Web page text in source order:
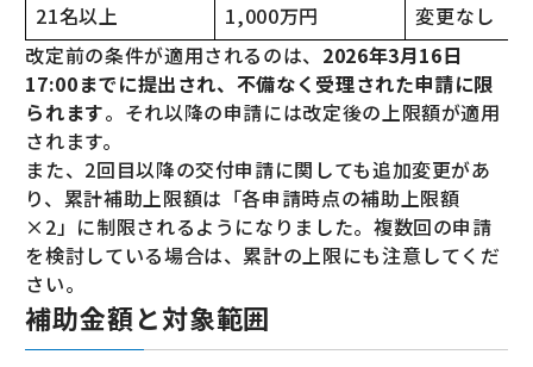
21名以上
1,000万円
変更なし
改定前の条件が適用されるのは、 2026年3月16日
17:00までに提出され、不備なく受理された申請に限
られます。それ以降の申請には改定後の上限額が適用
されます。
また、2回目以降の交付申請に関しても追加変更があ
り、累計補助上限額は「各申請時点の補助上限額
×2」に制限されるようになりました。複数回の申請
を検討している場合は、累計の上限にも注意してくだ
さい。
補助金額と対象範囲